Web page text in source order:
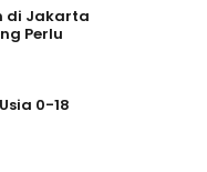
di Jakarta
Perlu
0-18